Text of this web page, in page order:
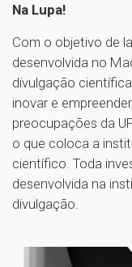
Na Lupa!
Com o objetivo de
desenvolvida no
divulgação
inovar e
preocupações da
o que coloca a
científico. Toda
desenvolvida na
divulgação.